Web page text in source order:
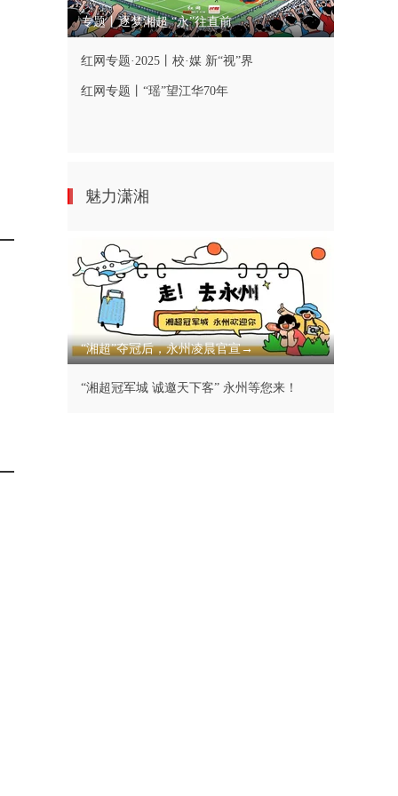
专题丨逐梦湘超 “永”往直前
红网专题·2025丨校·媒 新“视”界
红网专题丨“瑶”望江华70年
魅力潇湘
“湘超”夺冠后，永州凌晨官宣→
“湘超冠军城 诚邀天下客” 永州等您来！